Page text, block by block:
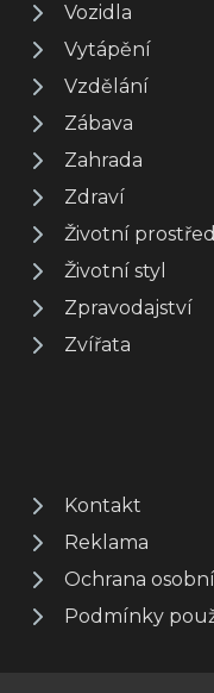
Vozidla
Vytápění
Vzdělání
Zábava
Zahrada
Zdraví
Životní
Životní styl
Zpravodajství
Zvířata
Kontakt
Reklama
Ochrana
Podmínky